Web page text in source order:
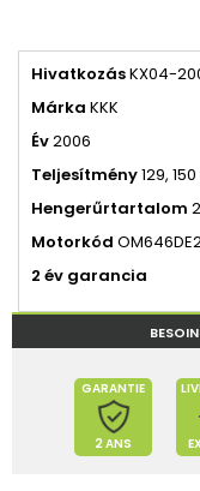
HivatkozásKX04-
Márka KKK
Év2006
Teljesítmény129, 150
Hengerűrtartalom
Motorkód
2 év garancia
GARANTIE
2 ANS